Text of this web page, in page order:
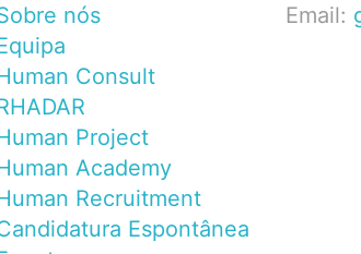
nós
Consult
Project
Academy
Recruitment
Espontânea
Email: